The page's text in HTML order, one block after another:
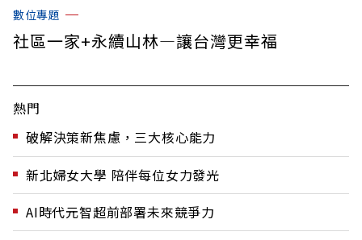
數位專題
社區一家+永續山林—讓台灣更幸福
熱門
破解決策新焦慮，三大核心能力
新北婦女大學 陪伴每位女力發光
AI時代元智超前部署未來競爭力